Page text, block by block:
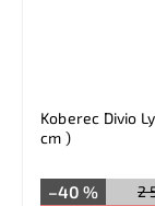
Koberec Divio
cm )
2
–40 %